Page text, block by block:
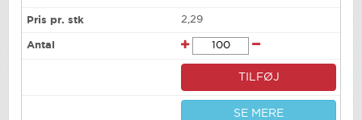
2,29
TILFØJ
SE MERE